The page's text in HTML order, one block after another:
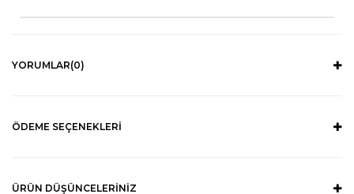
YORUMLAR(0)
ÖDEME SEÇENEKLERI
ÜRÜN DÜŞÜNCELERINIZ